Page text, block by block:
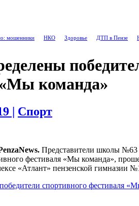
мошенники НКО Здоровье ДТП в Пензе
команда»
| Спорт
Представители школы №63
фестиваля «Мы команда»,
«Атлант» пензенской гимназии